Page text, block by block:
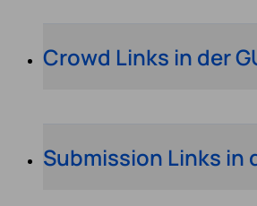
Crowd Links in der
Submission Links in